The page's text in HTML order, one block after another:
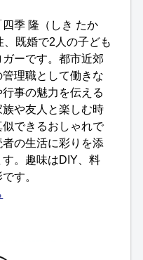
季 隆（しき たか
既婚で2人の子ども
ガーです。都市近郊
理職として働きな
事の魅力を伝える
や友人と楽しむ時
できるおしゃれで
の生活に彩りを添
。趣味はDIY、料
す。